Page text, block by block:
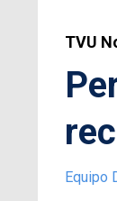
TVU
Equipo